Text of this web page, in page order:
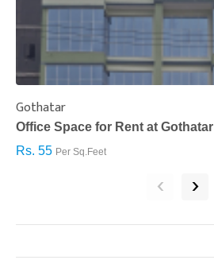
Gothatar
Office Space for Rent at Gothatar
Rs. 55 Per Sq.Feet
‹ ›